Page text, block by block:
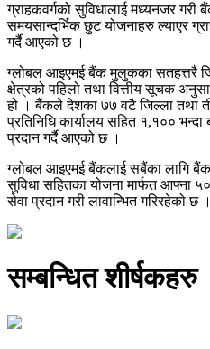
ग्राहकवर्गको सुविधालाई मध्यनजर गरी
समयसान्दर्भिक छुट योजनाहरु ल्याएर
गर्दै आएको छ ।
ग्लोबल आइएमई बैंक मुलुकका सतहत्तरै
क्षेत्रको पहिलो तथा वित्तीय सूचक
हो । बैंकले देशका ७७ वटै जिल्ला तथा
प्रतिनिधि कार्यालय सहित १,१००
प्रदान गर्दै आएको छ ।
ग्लोबल आइएमई बैंकलाई सबैंका लागि
सुविधा सहितका योजना मार्फत आफ्ना
सेवा प्रदान गरी लावान्भित गरिरहेको छ ।
सम्बन्धित शीर्षकहरु